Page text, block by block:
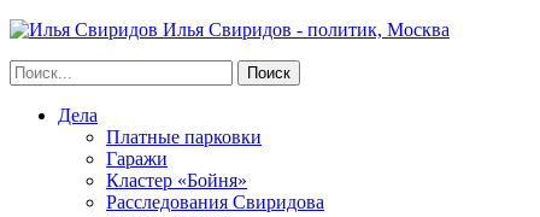
Илья Свиридов - политик, Москва
Дела
Платные парковки
Гаражи
Кластер «Бойня»
Расследования Свиридова